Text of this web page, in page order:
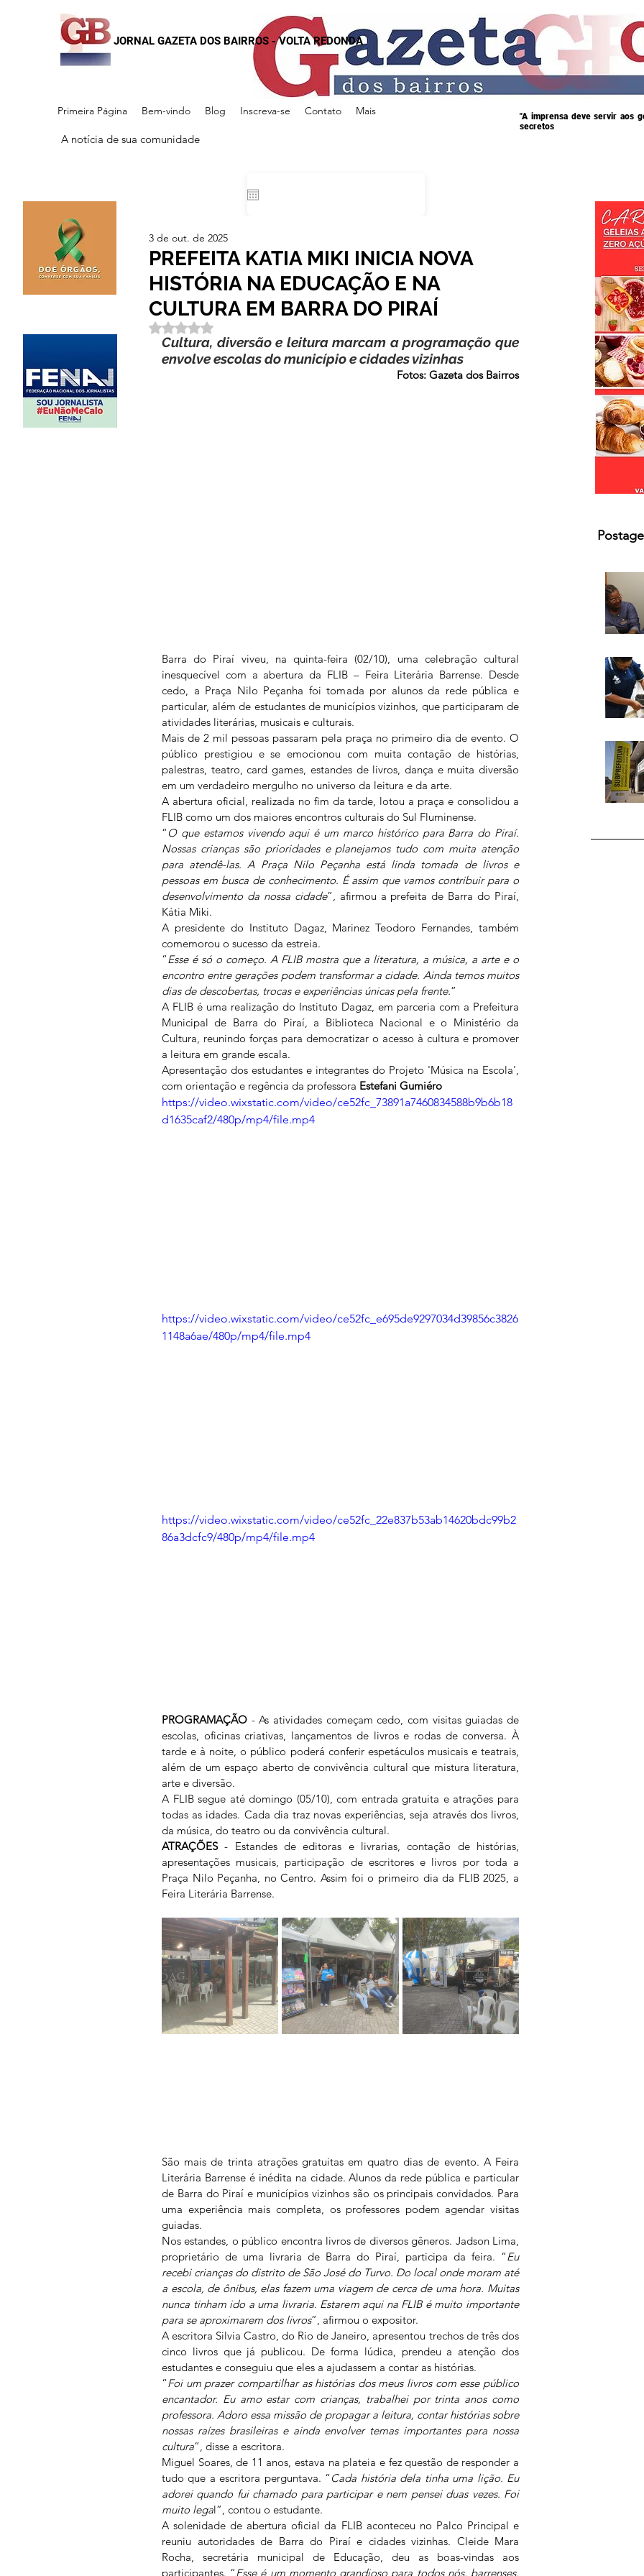
JORNAL GAZETA DOS BAIRROS - VOLTA REDONDA
Primeira Página Bem-vindo Blog Inscreva-se Contato Mais
A notícia de sua comunidade
"A imprensa deve servir aos
secretos
PREFEITA KATIA MIKI INICIA NOVA
HISTÓRIA NA EDUCAÇÃO E NA
CULTURA EM BARRA DO PIRAÍ
3 de out. de 2025
Avaliado com NaN de 5 estrelas.
Cultura, diversão e leitura marcam a programação que
envolve escolas do município e cidades vizinhas
Fotos: Gazeta dos Bairros
Barra do Piraí viveu, na quinta-feira (02/10), uma celebração cultural
inesquecível com a abertura da FLIB – Feira Literária Barrense. Desde
cedo, a Praça Nilo Peçanha foi tomada por alunos da rede pública e
particular, além de estudantes de municípios vizinhos, que participaram de
atividades literárias, musicais e culturais.
Mais de 2 mil pessoas passaram pela praça no primeiro dia de evento. O
público prestigiou e se emocionou com muita contação de histórias,
palestras, teatro, card games, estandes de livros, dança e muita diversão
em um verdadeiro mergulho no universo da leitura e da arte.
A abertura oficial, realizada no fim da tarde, lotou a praça e consolidou a
FLIB como um dos maiores encontros culturais do Sul Fluminense.
“ O que estamos vivendo aqui é um marco histórico para Barra do Piraí.
Nossas crianças são prioridades e planejamos tudo com muita atenção
para atendê-las. A Praça Nilo Peçanha está linda tomada de livros e
pessoas em busca de conhecimento. É assim que vamos contribuir para o
desenvolvimento da nossa cidade”, afirmou a prefeita de Barra do Piraí,
Kátia Miki.
A presidente do Instituto Dagaz, Marinez Teodoro Fernandes, também
comemorou o sucesso da estreia.
“Esse é só o começo. A FLIB mostra que a literatura, a música, a arte e o
encontro entre gerações podem transformar a cidade. Ainda temos muitos
dias de descobertas, trocas e experiências únicas pela frente.”
A FLIB é uma realização do Instituto Dagaz, em parceria com a Prefeitura
Municipal de Barra do Piraí, a Biblioteca Nacional e o Ministério da
Cultura, reunindo forças para democratizar o acesso à cultura e promover
a leitura em grande escala.
Apresentação dos estudantes e integrantes do Projeto 'Música na Escola',
com orientação e regência da professora Estefani Gumiéro
https://video.wixstatic.com/video/ce52fc_73891a7460834588b9b6b18
d1635caf2/480p/mp4/file.mp4
https://video.wixstatic.com/video/ce52fc_e695de9297034d39856c3826
1148a6ae/480p/mp4/file.mp4
https://video.wixstatic.com/video/ce52fc_22e837b53ab14620bdc99b2
86a3dcfc9/480p/mp4/file.mp4
PROGRAMAÇÃO - As atividades começam cedo, com visitas guiadas de
escolas, oficinas criativas, lançamentos de livros e rodas de conversa. À
tarde e à noite, o público poderá conferir espetáculos musicais e teatrais,
além de um espaço aberto de convivência cultural que mistura literatura,
arte e diversão.
A FLIB segue até domingo (05/10), com entrada gratuita e atrações para
todas as idades. Cada dia traz novas experiências, seja através dos livros,
da música, do teatro ou da convivência cultural.
ATRAÇÕES - Estandes de editoras e livrarias, contação de histórias,
apresentações musicais, participação de escritores e livros por toda a
Praça Nilo Peçanha, no Centro. Assim foi o primeiro dia da FLIB 2025, a
Feira Literária Barrense.
São mais de trinta atrações gratuitas em quatro dias de evento. A Feira
Literária Barrense é inédita na cidade. Alunos da rede pública e particular
de Barra do Piraí e municípios vizinhos são os principais convidados. Para
uma experiência mais completa, os professores podem agendar visitas
guiadas.
Nos estandes, o público encontra livros de diversos gêneros. Jadson Lima,
proprietário de uma livraria de Barra do Piraí, participa da feira. “Eu
recebi crianças do distrito de São José do Turvo. Do local onde moram até
a escola, de ônibus, elas fazem uma viagem de cerca de uma hora. Muitas
nunca tinham ido a uma livraria. Estarem aqui na FLIB é muito importante
para se aproximarem dos livros”, afirmou o expositor.
A escritora Silvia Castro, do Rio de Janeiro, apresentou trechos de três dos
cinco livros que já publicou. De forma lúdica, prendeu a atenção dos
estudantes e conseguiu que eles a ajudassem a contar as histórias.
“Foi um prazer compartilhar as histórias dos meus livros com esse público
encantador. Eu amo estar com crianças, trabalhei por trinta anos como
professora. Adoro essa missão de propagar a leitura, contar histórias sobre
nossas raízes brasileiras e ainda envolver temas importantes para nossa
cultura”, disse a escritora.
Miguel Soares, de 11 anos, estava na plateia e fez questão de responder a
tudo que a escritora perguntava. “ Cada história dela tinha uma lição. Eu
adorei quando fui chamado para participar e nem pensei duas vezes. Foi
muito legal”, contou o estudante.
A solenidade de abertura oficial da FLIB aconteceu no Palco Principal e
reuniu autoridades de Barra do Piraí e cidades vizinhas. Cleide Mara
Rocha, secretária municipal de Educação, deu as boas-vindas aos
participantes. “Esse é um momento grandioso para todos nós, barrenses.